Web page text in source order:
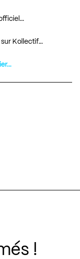
sur Kollectif…
!